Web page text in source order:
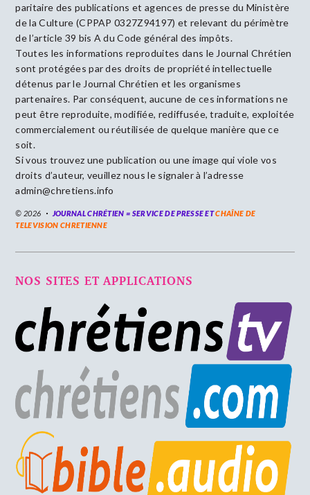
paritaire des publications et agences de presse du Ministère
de la Culture (CPPAP 0327Z94197) et relevant du périmètre
de l’article 39 bis A du Code général des impôts.
Toutes les informations reproduites dans le Journal Chrétien
sont protégées par des droits de propriété intellectuelle
détenus par le Journal Chrétien et les organismes
partenaires. Par conséquent, aucune de ces informations ne
peut être reproduite, modifiée, rediffusée, traduite, exploitée
commercialement ou réutilisée de quelque manière que ce
soit.
Si vous trouvez une publication ou une image qui viole vos
droits d’auteur, veuillez nous le signaler à l’adresse
admin@chretiens.info
© 2026 JOURNAL CHRÉTIEN = SERVICE DE PRESSE ETCHAÎNE DE
TELEVISION CHRETIENNE
NOS SITES ET APPLICATIONS